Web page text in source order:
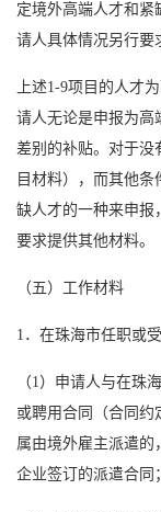
定境外高端人才和紧
请人具体情况另行要
上述1-9项目的人才
请人无论是申报为高
差别的补贴。对于没
目材料），而其他
缺人才的一种来申报
要求提供其他材料。
（五）工作材料
1．在珠海市任职或
（1）申请人与在珠
或聘用合同（合同约
属由境外雇主派遣的
企业签订的派遣合同；